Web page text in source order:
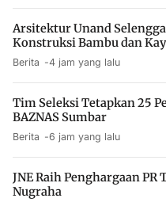
Arsitektur Unand
Konstruksi Bambu dan
Berita 4 jam yang lalu
Tim Seleksi Tetapkan 25
BAZNAS Sumbar
Berita 6 jam yang lalu
JNE Raih Penghargaan
Nugraha